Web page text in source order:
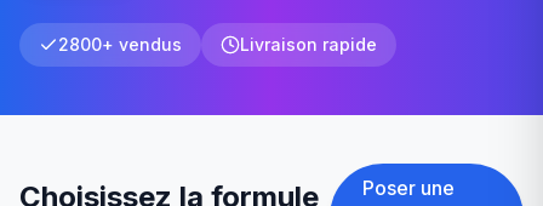
2800+ vendus Livraison rapide
Choisissez la formule
Poser une